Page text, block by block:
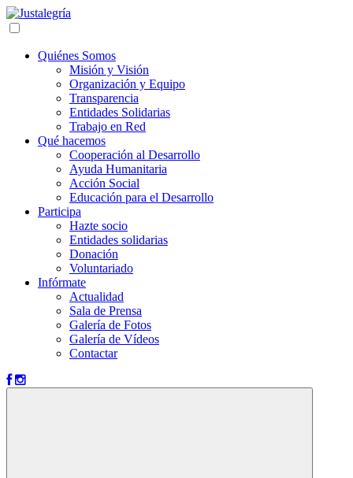
Quiénes Somos
Misión y Visión
Organización y Equipo
Transparencia
Entidades Solidarias
Trabajo en Red
Qué hacemos
Cooperación al Desarrollo
Ayuda Humanitaria
Acción Social
Educación para el Desarrollo
Participa
Hazte socio
Entidades solidarias
Donación
Voluntariado
Infórmate
Actualidad
Sala de Prensa
Galería de Fotos
Galería de Vídeos
Contactar